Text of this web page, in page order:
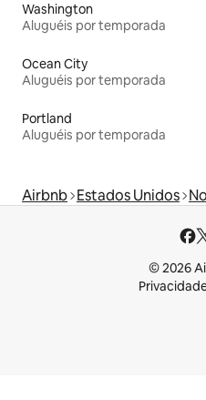
Washington
Aluguéis por temporada
Ocean City
Aluguéis por temporada
Portland
Aluguéis por temporada
Airbnb Estados Unidos
© 2026